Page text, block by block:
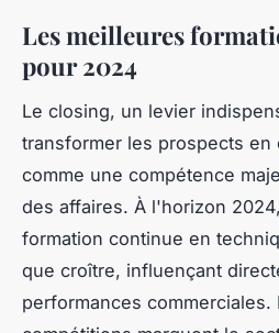
Les meilleures
pour 2024
Le closing, un levier
transformer les prospects en
comme une compétence
des affaires. À l'horizon
formation continue en
que croître, influençant
performances commerciales.